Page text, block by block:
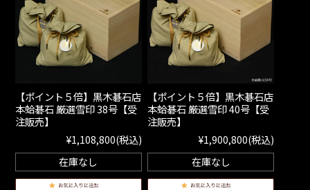
【ポイント５倍】黒木碁石店
本蛤碁石 厳選雪印 38号【受
注販売】
¥1,108,800(税込)
在庫なし
【ポイント５倍】黒木碁石店
本蛤碁石 厳選雪印 40号【受
注販売】
¥1,900,800(税込)
在庫なし